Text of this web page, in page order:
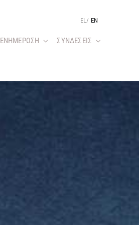
EL / EN
ΕΝΗΜΕΡΩΣΗ ΣΥΝΔΕΣΕΙΣ